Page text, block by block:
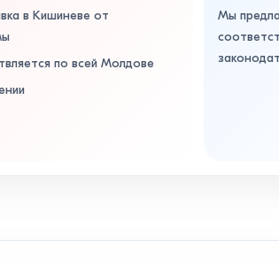
в Кишиневе от
по всей Молдове
Мы